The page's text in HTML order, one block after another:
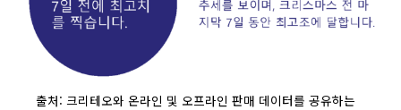
출처: 크리테오와 온라인 및 오프라인 판매 데이터를 공유하는